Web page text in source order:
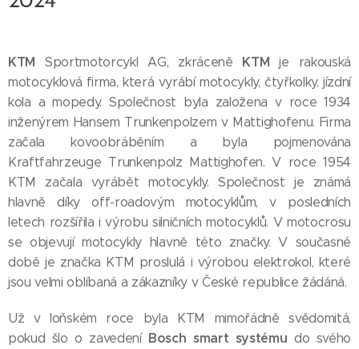
KTM Sportmotorcykl AG, zkráceně KTMje rakouská
motocyklová firma, která vyrábí motocykly, čtyřkolky, jízdní
kola a mopedy. Společnost byla založena v roce 1934
inženýrem Hansem Trunkenpolzem v Mattighofenu. Firma
začala kovoobráběním a byla pojmenována
Kraftfahrzeuge Trunkenpolz Mattighofen. V roce 1954
KTM začala vyrábět motocykly. Společnost je známá
hlavně díky off-roadovým motocyklům, v posledních
letech rozšířila i výrobu silničních motocyklů. V motocrosu
se objevují motocykly hlavně této značky. V současné
době je značka KTM proslulá i výrobou elektrokol, které
jsou velmi oblíbaná a zákazníky v České republice žádáná.
Už v loňském roce byla KTM mimořádně svědomitá,
pokud šlo o zavedení Bosch smart systému do svého